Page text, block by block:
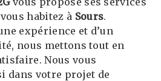
habitez à Sours.
expérience et d’un
nous mettons tout en
Nous vous
dans votre projet de